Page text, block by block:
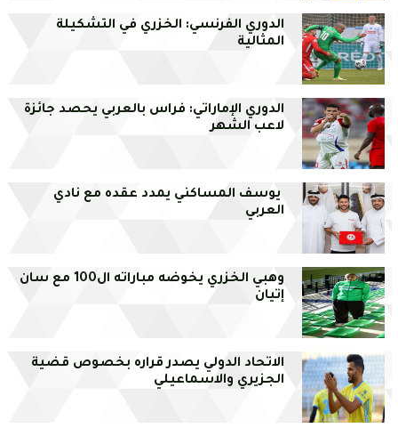
الدوري الفرنسي: الخزري في التشكيلة
المثالية
الدوري الإماراتي: فراس بالعربي يحصد جائزة
لاعب الشهر
يوسف المساكني يمدد عقده مع نادي
العربي
وهبي الخزري يخوضه مباراته ال100 مع سان
إتيان
الاتحاد الدولي يصدر قراره بخصوص قضية
الجزيري والاسماعيلي